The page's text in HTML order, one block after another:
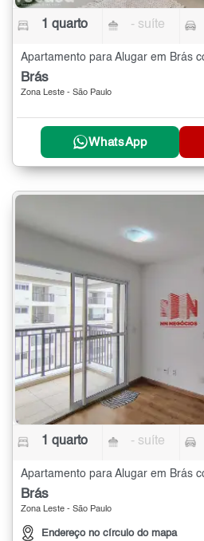
1 quarto - suíte
Apartamento para Alugar em Brás
Brás
Zona Leste - São Paulo
WhatsApp
1 quarto - suíte
Apartamento para Alugar em Brás
Brás
Zona Leste - São Paulo
Endereço no círculo do mapa